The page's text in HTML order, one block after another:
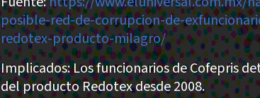
posible-red-de-corrupcion-de-
redotex-producto-milagro/
Implicados: Los funcionarios de Cofepris
del producto Redotex desde 2008.